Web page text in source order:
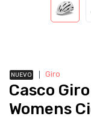
NUEVO Giro
Casco
Womens